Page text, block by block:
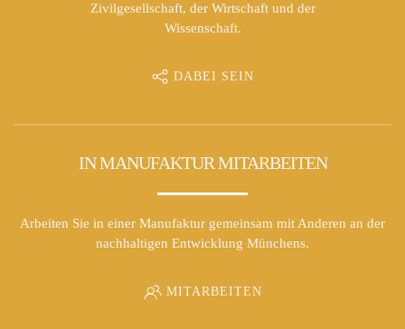
Zivilgesellschaft, der Wirtschaft und der
Wissenschaft.
DABEI SEIN
IN MANUFAKTUR MITARBEITEN
Arbeiten Sie in einer Manufaktur gemeinsam mit Anderen an der
nachhaltigen Entwicklung Münchens.
MITARBEITEN